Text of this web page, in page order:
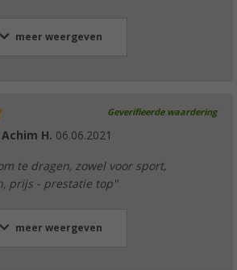
meer weergeven
Geverifieerde waardering
Achim H. 06.06.2021
te dragen, zowel voor sport,
prijs - prestatie top"
meer weergeven